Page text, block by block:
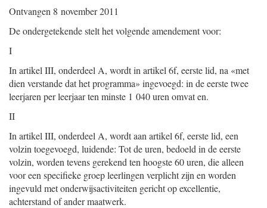
Ontvangen 8 november 2011
De ondergetekende stelt het volgende amendement voor:
I
In artikel III, onderdeel A, wordt in artikel 6f, eerste lid, na «met
dien verstande dat het programma» ingevoegd: in de eerste twee
leerjaren per leerjaar ten minste 1 040 uren omvat en.
II
In artikel III, onderdeel A, wordt aan artikel 6f, eerste lid, een
volzin toegevoegd, luidende: Tot de uren, bedoeld in de eerste
volzin, worden tevens gerekend ten hoogste 60 uren, die alleen
voor een specifieke groep leerlingen verplicht zijn en worden
ingevuld met onderwijsactiviteiten gericht op excellentie,
achterstand of ander maatwerk.